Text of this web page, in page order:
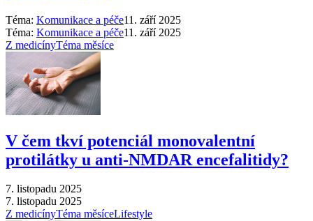
Téma: Komunikace a péče11. září 2025
Téma: Komunikace a péče11. září 2025
Z medicínyTéma měsíce
V čem tkví potenciál monovalentní
protilátky u anti-NMDAR encefalitidy?
7. listopadu 2025
7. listopadu 2025
Z medicínyTéma měsíceLifestyle